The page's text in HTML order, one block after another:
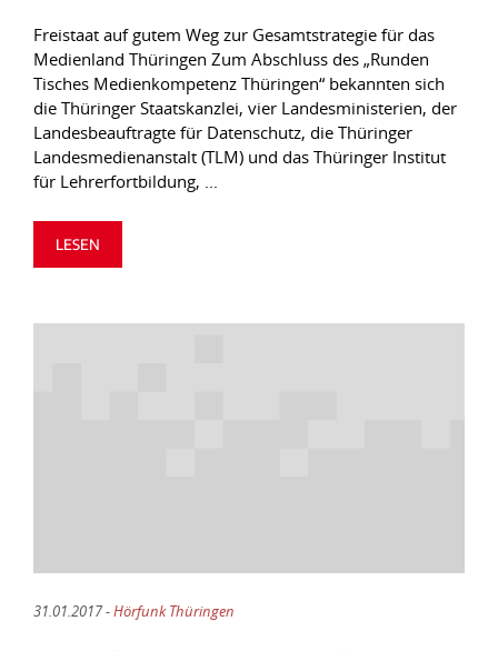
Freistaat auf gutem Weg zur Gesamtstrategie für das
Medienland Thüringen Zum Abschluss des „Runden
Tisches Medienkompetenz Thüringen“ bekannten sich
die Thüringer Staatskanzlei, vier Landesministerien, der
Landesbeauftragte für Datenschutz, die Thüringer
Landesmedienanstalt (TLM) und das Thüringer Institut
für Lehrerfortbildung, ...
LESEN
31.01.2017 -Hörfunk Thüringen